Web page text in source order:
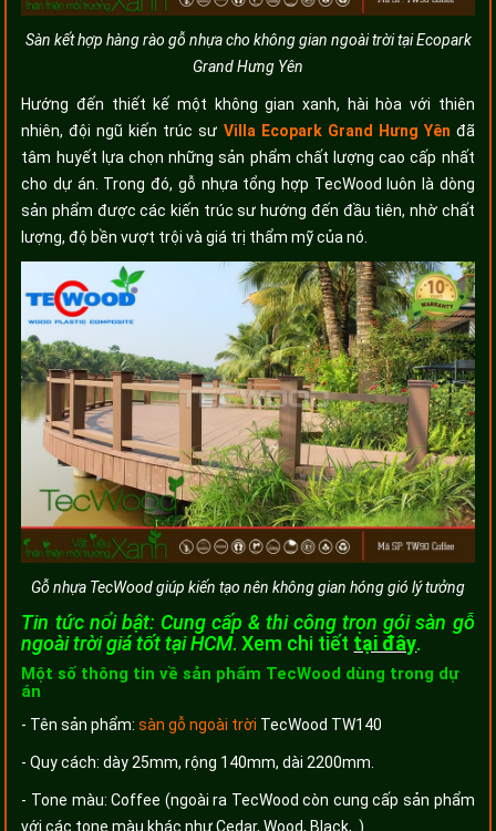
Sàn kết hợp hàng rào gỗ nhựa cho không gian ngoài trời tại Ecopark
Grand Hưng Yên
Hướng đến thiết kế một không gian xanh, hài hòa với thiên
nhiên, đội ngũ kiến trúc sư Villa Ecopark Grand Hưng Yên đã
tâm huyết lựa chọn những sản phẩm chất lượng cao cấp nhất
cho dự án. Trong đó, gỗ nhựa tổng hợp TecWood luôn là dòng
sản phẩm được các kiến trúc sư hướng đến đầu tiên, nhờ chất
lượng, độ bền vượt trội và giá trị thẩm mỹ của nó.
Gỗ nhựa TecWood giúp kiến tạo nên không gian hóng gió lý tưởng
Tin tức nổi bật: Cung cấp & thi công trọn gói sàn gỗ
ngoài trời giá tốt tại HCM. Xem chi tiết tại đây.
Một số thông tin về sản phẩm TecWood dùng trong dự
án
- Tên sản phẩm:sàn gỗ ngoài trời TecWood TW140
- Quy cách: dày 25mm, rộng 140mm, dài 2200mm.
- Tone màu: Coffee (ngoài ra TecWood còn cung cấp sản phẩm
với các tone màu khác như Cedar, Wood, Black,..)